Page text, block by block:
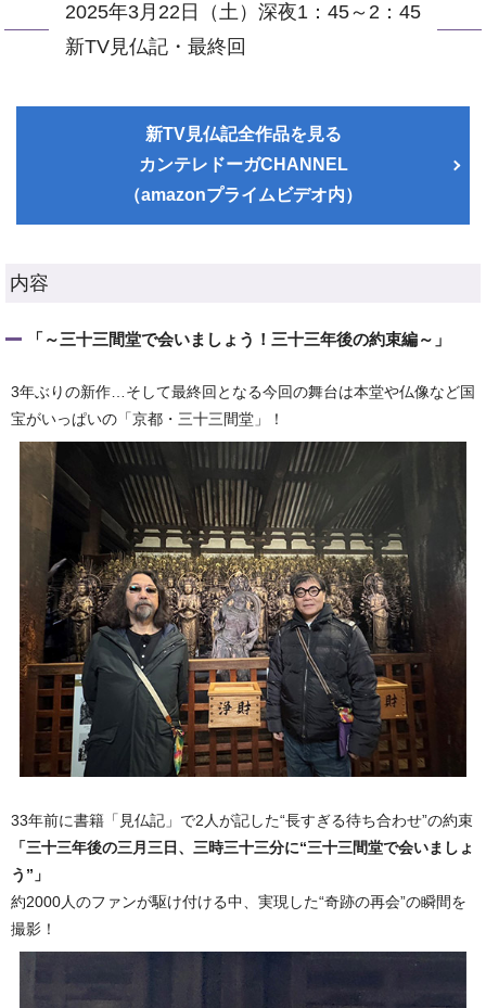
2025年3月22日（土）深夜1：45～2：45
新TV見仏記・最終回
新TV見仏記全作品を見る
カンテレドーガCHANNEL
（amazonプライムビデオ内）
内容
「～三十三間堂で会いましょう！三十三年後の約束編～」
3年ぶりの新作…そして最終回となる今回の舞台は本堂や仏像など国
宝がいっぱいの「京都・三十三間堂」！
33年前に書籍「見仏記」で2人が記した“長すぎる待ち合わせ”の約束
「三十三年後の三月三日、三時三十三分に“三十三間堂で会いましょ
う”」
約2000人のファンが駆け付ける中、実現した“奇跡の再会”の瞬間を
撮影！